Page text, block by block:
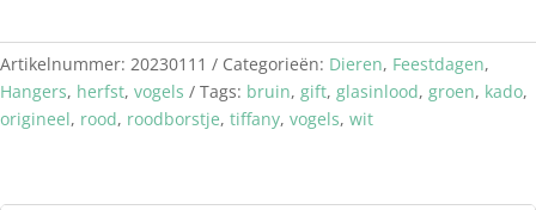
Artikelnummer: 20230111 Categorieën: Dieren, Feestdagen,
Hangers, herfst, vogels Tags: bruin, gift, glasinlood, groen, kado,
origineel, rood, roodborstje, tiffany, vogels, wit